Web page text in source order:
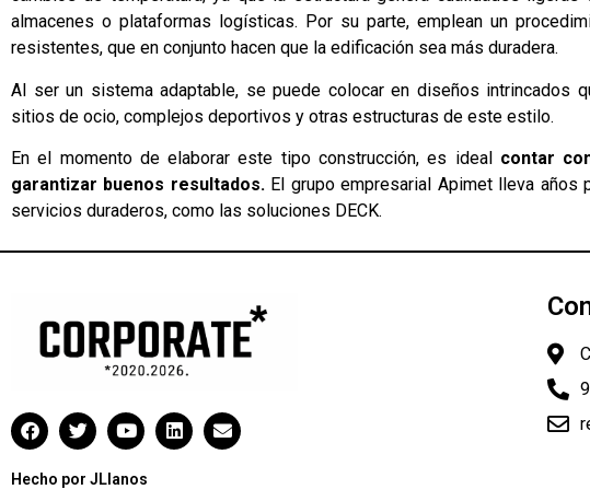
almacenes o plataformas logísticas. Por su parte, emplean un
resistentes, que en conjunto hacen que la edificación sea más duradera.
Al ser un sistema adaptable, se puede colocar en diseños intrincados
sitios de ocio, complejos deportivos y otras estructuras de este estilo.
En el momento de elaborar este tipo construcción, es ideal contar
garantizar buenos resultados.El grupo empresarial Apimet lleva años
servicios duraderos, como las soluciones DECK.
Hecho por JLlanos